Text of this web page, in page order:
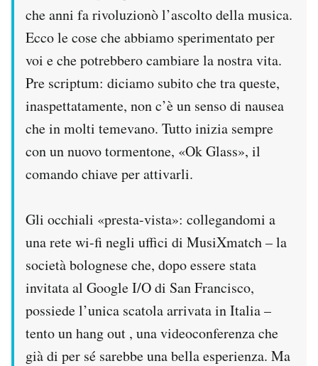
che anni fa rivoluzionò l’ascolto della musica.
Ecco le cose che abbiamo sperimentato per
voi e che potrebbero cambiare la nostra vita.
Pre scriptum: diciamo subito che tra queste,
inaspettatamente, non c’è un senso di nausea
che in molti temevano. Tutto inizia sempre
con un nuovo tormentone, «Ok Glass», il
comando chiave per attivarli.
Gli occhiali «presta-vista»: collegandomi a
una rete wi-fi negli uffici di MusiXmatch – la
società bolognese che, dopo essere stata
invitata al Google I/O di San Francisco,
possiede l’unica scatola arrivata in Italia –
tento un hang out , una videoconferenza che
già di per sé sarebbe una bella esperienza. Ma